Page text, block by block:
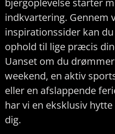
bjergoplevelse starter
indkvartering. Gennem
inspirationssider kan
ophold til lige præcis
Uanset om du
weekend, en aktiv
eller en afslappende
har vi en eksklusiv
dig.